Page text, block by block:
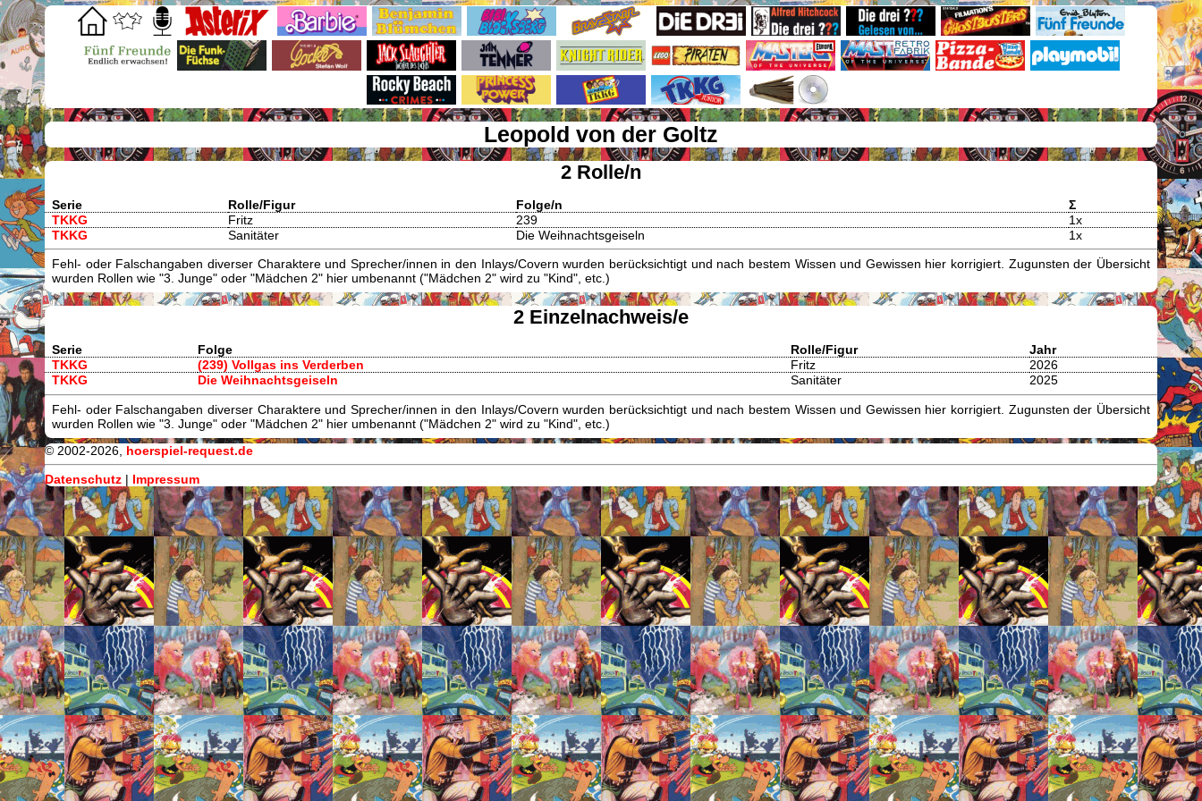
Leopold von der Goltz
2 Rolle/n
Serie Rolle/Figur Folge/n
Σ
TKKG
Fritz 239
1x
TKKG
Sanitäter Die Weihnachtsgeiseln 1x
Fehl- oder Falschangaben diverser Charaktere und Sprecher/innen in den Inlays/Covern wurden berücksichtigt und nach bestem Wissen und Gewissen hier korrigiert. Zugunsten der Übersicht
wurden Rollen wie "3. Junge" oder "Mädchen 2" hier umbenannt ("Mädchen 2" wird zu "Kind", etc.)
2 Einzelnachweis/e
Serie Folge Rolle/Figur
Jahr
TKKG
(239) Vollgas ins Verderben Fritz
2026
TKKG
Die Weihnachtsgeiseln Sanitäter 2025
Fehl- oder Falschangaben diverser Charaktere und Sprecher/innen in den Inlays/Covern wurden berücksichtigt und nach bestem Wissen und Gewissen hier korrigiert. Zugunsten der Übersicht
wurden Rollen wie "3. Junge" oder "Mädchen 2" hier umbenannt ("Mädchen 2" wird zu "Kind", etc.)
© 2002-2026, hoerspiel-request.de
Datenschutz | Impressum